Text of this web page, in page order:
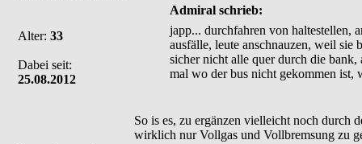
Alter: 33
Dabei seit:
25.08.2012
Admiral schrieb:
japp... durchfahren von haltestellen,
ausfälle, leute anschnauzen, weil sie
sicher nicht alle quer durch die bank,
mal wo der bus nicht gekommen ist,
So is es, zu ergänzen vielleicht noch durch
wirklich nur Vollgas und Vollbremsung zu